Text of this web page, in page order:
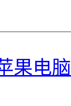
果电